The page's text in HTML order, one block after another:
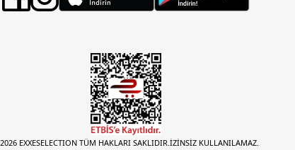
EXXESELECTION TÜM HAKLARI SAKLIDIR.İZİNSİZ KULLANILAMAZ.